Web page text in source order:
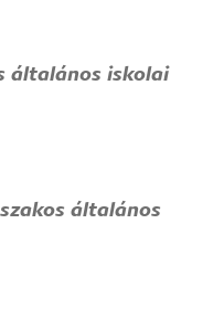
általános iskolai
általános